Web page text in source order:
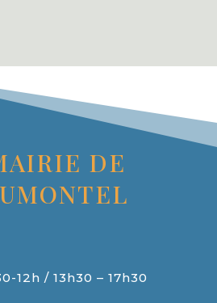
DE
12h / 13h30 – 17h30